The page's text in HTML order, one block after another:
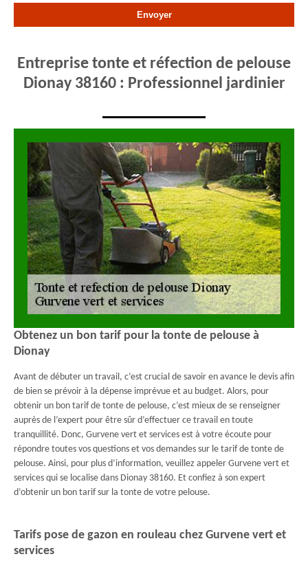
Entreprise tonte et réfection de pelouse
Dionay 38160 : Professionnel jardinier
Obtenez un bon tarif pour la tonte de pelouse à
Dionay
Avant de débuter un travail, c’est crucial de savoir en avance le devis afin
de bien se prévoir à la dépense imprévue et au budget. Alors, pour
obtenir un bon tarif de tonte de pelouse, c’est mieux de se renseigner
auprès de l’expert pour être sûr d’effectuer ce travail en toute
tranquillité. Donc, Gurvene vert et services est à votre écoute pour
répondre toutes vos questions et vos demandes sur le tarif de tonte de
pelouse. Ainsi, pour plus d’information, veuillez appeler Gurvene vert et
services qui se localise dans Dionay 38160. Et confiez à son expert
d’obtenir un bon tarif sur la tonte de votre pelouse.
Tarifs pose de gazon en rouleau chez Gurvene vert et
services